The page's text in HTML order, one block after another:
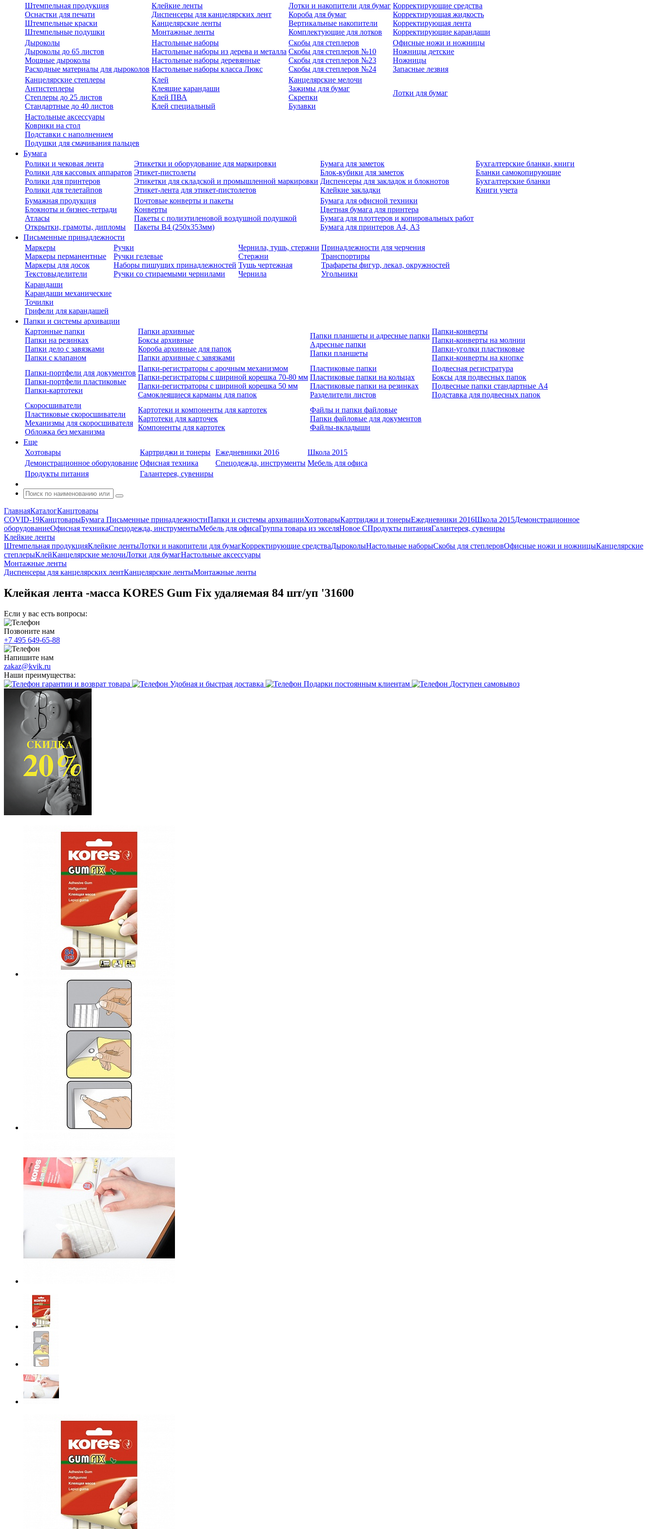
Штемпельная продукция
Оснастки для печати
Штемпельные краски
Штемпельные подушки
Клейкие ленты
Диспенсеры для канцелярских лент
Канцелярские ленты
Монтажные ленты
Лотки и накопители для бумаг
Короба для бумаг
Вертикальные накопители
Комплектующие для лотков
Корректирующие средства
Корректирующая жидкость
Корректирующая лента
Корректирующие карандаши
Дыроколы
Дыроколы до 65 листов
Мощные дыроколы
Расходные материалы для дыроколов
Настольные наборы
Настольные наборы из дерева и металла
Настольные наборы деревянные
Настольные наборы класса Люкс
Скобы для степлеров
Скобы для степлеров №10
Скобы для степлеров №23
Скобы для степлеров №24
Офисные ножи и ножницы
Ножницы детские
Ножницы
Запасные лезвия
Канцелярские степлеры
Антистеплеры
Степлеры до 25 листов
Стандартные до 40 листов
Клей
Клеящие карандаши
Клей ПВА
Клей специальный
Канцелярские мелочи
Зажимы для бумаг
Скрепки
Булавки
Лотки для бумаг
Настольные аксессуары
Коврики на стол
Подставки с наполнением
Подушки для смачивания пальцев
Бумага
Ролики и чековая лента
Ролики для кассовых аппаратов
Ролики для принтеров
Ролики для телетайпов
Этикетки и оборудование для маркировки
Этикет-пистолеты
Этикетки для складской и промышленной маркировки
Этикет-лента для этикет-пистолетов
Бумага для заметок
Блок-кубики для заметок
Диспенсеры для закладок и блокнотов
Клейкие закладки
Бухгалтерские бланки, книги
Бланки самокопирующие
Бухгалтерские бланки
Книги учета
Бумажная продукция
Блокноты и бизнес-тетради
Атласы
Открытки, грамоты, дипломы
Почтовые конверты и пакеты
Конверты
Пакеты с полиэтиленовой воздушной подушкой
Пакеты В4 (250х353мм)
Бумага для офисной техники
Цветная бумага для принтера
Бумага для плоттеров и копировальных работ
Бумага для принтеров А4, А3
Письменные принадлежности
Маркеры
Маркеры перманентные
Маркеры для досок
Текстовыделители
Ручки
Ручки гелевые
Наборы пишущих принадлежностей
Ручки со стираемыми чернилами
Чернила, тушь, стержни
Стержни
Тушь чертежная
Чернила
Принадлежности для черчения
Транспортиры
Трафареты фигур, лекал, окружностей
Угольники
Карандаши
Карандаши механические
Точилки
Грифели для карандашей
Папки и системы архивации
Картонные папки
Папки на резинках
Папки дело с завязками
Папки с клапаном
Папки архивные
Боксы архивные
Короба архивные для папок
Папки архивные с завязками
Папки планшеты и адресные папки
Адресные папки
Папки планшеты
Папки-конверты
Папки-конверты на молнии
Папки-уголки пластиковые
Папки-конверты на кнопке
Папки-портфели для документов
Папки-портфели пластиковые
Папки-картотеки
Папки-регистраторы с арочным механизмом
Папки-регистраторы с шириной корешка 70-80 мм
Папки-регистраторы с шириной корешка 50 мм
Самоклеящиеся карманы для папок
Пластиковые папки
Пластиковые папки на кольцах
Пластиковые папки на резинках
Разделители листов
Подвесная регистратура
Боксы для подвесных папок
Подвесные папки стандартные А4
Подставка для подвесных папок
Скоросшиватели
Пластиковые скоросшиватели
Механизмы для скоросшивателя
Обложка без механизма
Картотеки и компоненты для картотек
Картотеки для карточек
Компоненты для картотек
Файлы и папки файловые
Папки файловые для документов
Файлы-вкладыши
Еще
Хозтовары
Картриджи и тонеры Ежедневники 2016
Школа 2015
Демонстрационное оборудование Офисная техника Спецодежда, инструменты Мебель для офиса
Продукты питания
Галантерея, сувениры
ГлавнаяКаталогКанцтовары
COVID-19КанцтоварыБумага Письменные принадлежностиПапки и системы архивацииХозтоварыКартриджи и тонерыЕжедневники 2016Школа 2015Демонстрационное
оборудованиеОфисная техникаСпецодежда, инструментыМебель для офисаГруппа товара из экселяНовое СПродукты питанияГалантерея, сувениры
Клейкие ленты
Штемпельная продукцияКлейкие лентыЛотки и накопители для бумагКорректирующие средстваДыроколыНастольные наборыСкобы для степлеровОфисные ножи и ножницыКанцелярские
степлерыКлейКанцелярские мелочиЛотки для бумагНастольные аксессуары
Монтажные ленты
Диспенсеры для канцелярских лентКанцелярские лентыМонтажные ленты
Клейкая лента -масса KORES Gum Fix удаляемая 84 шт/уп '31600
Если у вас есть вопросы:
Позвоните нам
+7 495 649-65-88
Напишите нам
zakaz@kvik.ru
Наши преимущества:
гарантии и возврат товара
Удобная и быстрая доставка Подарки постоянным клиентам Доступен самовывоз